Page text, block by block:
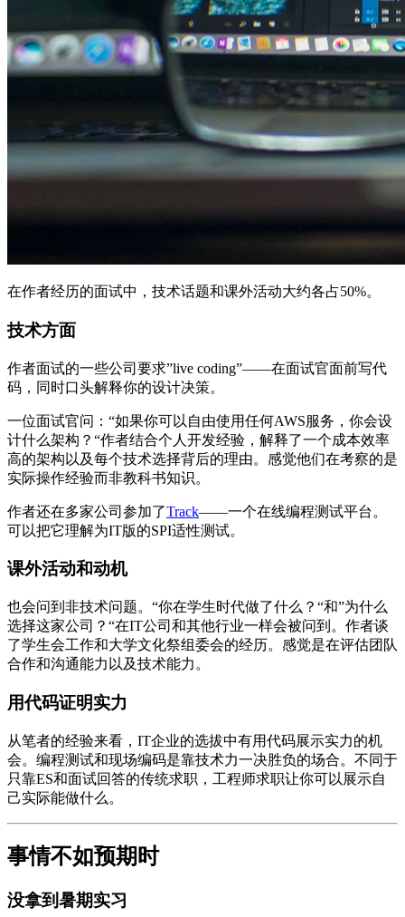
在作者经历的面试中，技术话题和课外活动大约各占50%。
技术方面
作者面试的一些公司要求”live coding”——在面试官面前写代
码，同时口头解释你的设计决策。
一位面试官问：“如果你可以自由使用任何AWS服务，你会设
计什么架构？“作者结合个人开发经验，解释了一个成本效率
高的架构以及每个技术选择背后的理由。感觉他们在考察的是
实际操作经验而非教科书知识。
作者还在多家公司参加了Track——一个在线编程测试平台。
可以把它理解为IT版的SPI适性测试。
课外活动和动机
也会问到非技术问题。“你在学生时代做了什么？“和”为什么
选择这家公司？“在IT公司和其他行业一样会被问到。作者谈
了学生会工作和大学文化祭组委会的经历。感觉是在评估团队
合作和沟通能力以及技术能力。
用代码证明实力
从笔者的经验来看，IT企业的选拔中有用代码展示实力的机
会。编程测试和现场编码是靠技术力一决胜负的场合。不同于
只靠ES和面试回答的传统求职，工程师求职让你可以展示自
己实际能做什么。
事情不如预期时
没拿到暑期实习